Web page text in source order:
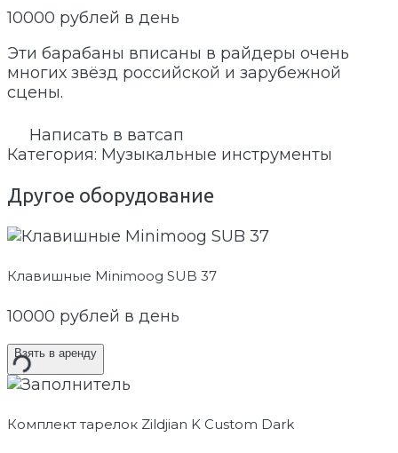
10000 рублей в день
Эти барабаны вписаны в райдеры очень
многих звёзд российской и зарубежной
сцены.
Написать в ватсап
Категория: Музыкальные инструменты
Другое оборудование
Клавишные Minimoog SUB 37
10000 рублей в день
Взять в аренду
Комплект тарелок Zildjian K Custom Dark